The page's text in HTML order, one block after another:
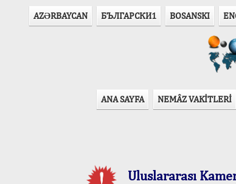
AZӘRBAYCAN БЪЛГАРСКИ1 BOSANSKI
ANA SAYFA NEMÂZ VAKİTLERİ
Uluslararası